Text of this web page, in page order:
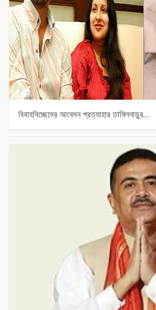
বিবাহবিচ্ছেদের আবেদন প্রত্যাহার তামিলনাড়ুর…